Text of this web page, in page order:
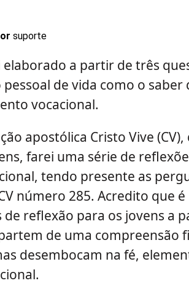
suporte
a partir de três
de vida como o saber
vocacional.
apostólica Cristo Vive
farei uma série de
tendo presente as
número 285. Acredito que
reflexão para os jovens a
de uma compreensão
desembocam na fé,